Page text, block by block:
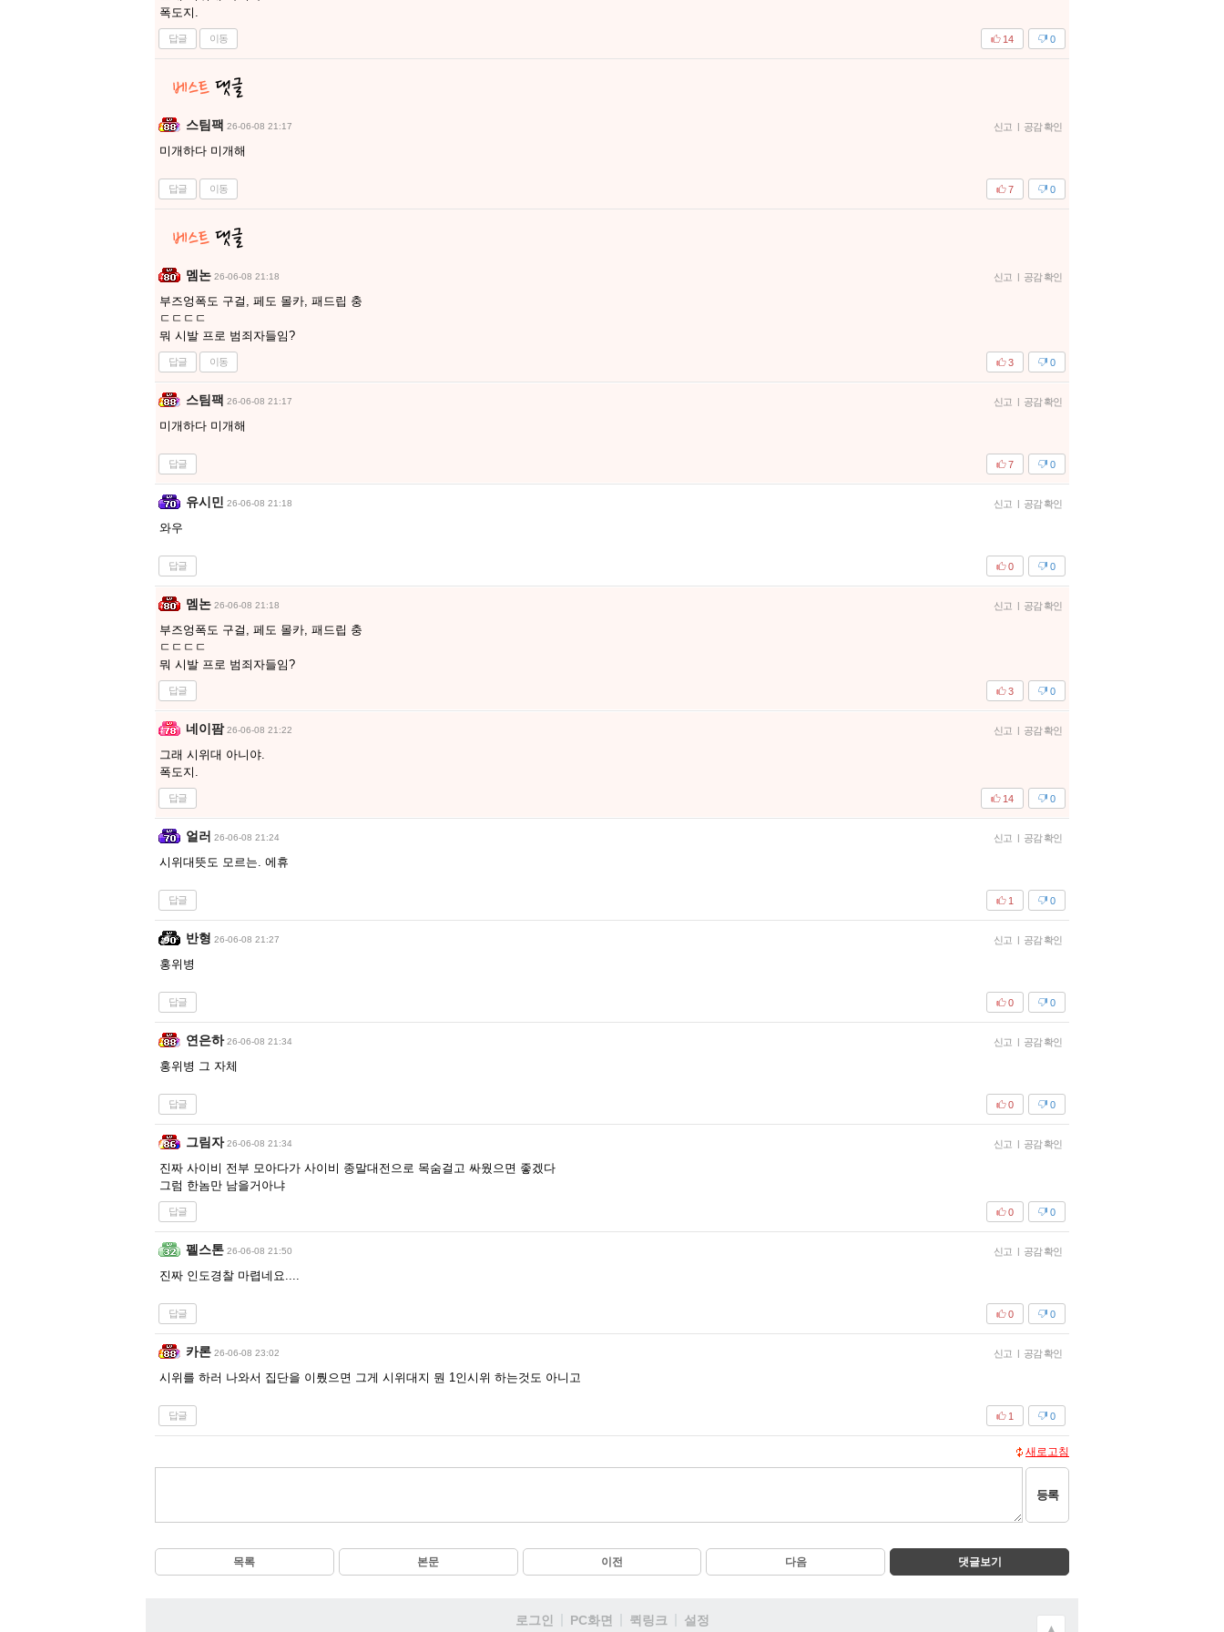
폭도지.
답글 이동 0
14
스팀팩 26-06-08 21:17 신고 | 공감 확인
미개하다 미개해
답글 이동 0
7
멤논 26-06-08 21:18 신고 | 공감 확인
부즈엉폭도 구걸, 페도 몰카, 패드립 충
ㄷㄷㄷㄷ
뭐 시발 프로 범죄자들임?
답글 이동 0
3
스팀팩 26-06-08 21:17 신고 | 공감 확인
미개하다 미개해
답글 0
7
유시민 26-06-08 21:18 신고 | 공감 확인
와우
답글 0
0
멤논 26-06-08 21:18 신고 | 공감 확인
부즈엉폭도 구걸, 페도 몰카, 패드립 충
ㄷㄷㄷㄷ
뭐 시발 프로 범죄자들임?
답글 0
3
네이팜 26-06-08 21:22 신고 | 공감 확인
그래 시위대 아니야.
폭도지.
답글 0
14
얼러 26-06-08 21:24 신고 | 공감 확인
시위대뜻도 모르는. 에휴
답글 0
1
반형 26-06-08 21:27 신고 | 공감 확인
홍위병
답글 0
0
연은하 26-06-08 21:34 신고 | 공감 확인
홍위병 그 자체
답글 0
0
그림자 26-06-08 21:34 신고 | 공감 확인
진짜 사이비 전부 모아다가 사이비 종말대전으로 목숨걸고 싸웠으면 좋겠다
그럼 한놈만 남을거아냐
답글 0
0
펠스톤 26-06-08 21:50 신고 | 공감 확인
진짜 인도경찰 마렵네요....
답글 0
0
카론 26-06-08 23:02 신고 | 공감 확인
시위를 하러 나와서 집단을 이뤘으면 그게 시위대지 뭔 1인시위 하는것도 아니고
답글 0
1
새로고침
등록
목록 본문 이전 다음 댓글보기
로그인 PC화면 퀵링크 설정
▲